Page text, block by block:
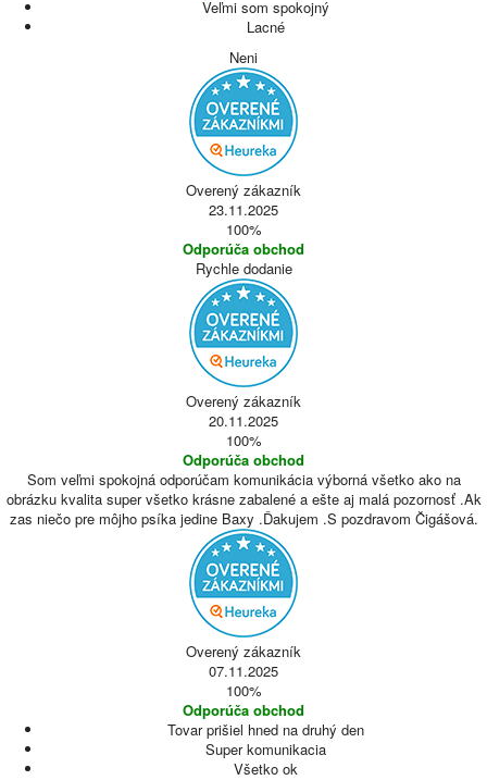
Veľmi som spokojný
Lacné
Neni
Overený zákazník
23.11.2025
100%
Odporúča obchod
Rychle dodanie
Overený zákazník
20.11.2025
100%
Odporúča obchod
Som veľmi spokojná odporúčam komunikácia výborná všetko ako na
obrázku kvalita super všetko krásne zabalené a ešte aj malá pozornosť .Ak
zas niečo pre môjho psíka jedine Baxy .Ďakujem .S pozdravom Čigášová.
Overený zákazník
07.11.2025
100%
Odporúča obchod
Tovar prišiel hned na druhý den
Super komunikacia
Všetko ok